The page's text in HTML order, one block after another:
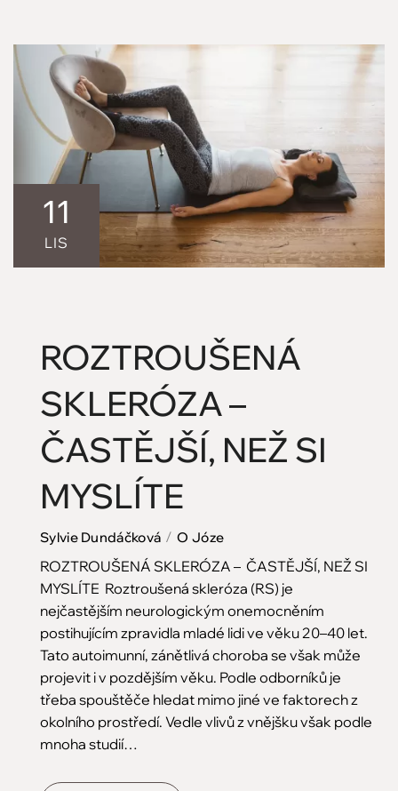
11
LIS
ROZTROUŠENÁ
SKLERÓZA –
ČASTĚJŠÍ, NEŽ SI
MYSLÍTE
Sylvie Dundáčková O Józe
ROZTROUŠENÁ SKLERÓZA – ČASTĚJŠÍ, NEŽ SI
MYSLÍTE Roztroušená skleróza (RS) je
nejčastějším neurologickým onemocněním
postihujícím zpravidla mladé lidi ve věku 20–40 let.
Tato autoimunní, zánětlivá choroba se však může
projevit i v pozdějším věku. Podle odborníků je
třeba spouštěče hledat mimo jiné ve faktorech z
okolního prostředí. Vedle vlivů z vnějšku však podle
mnoha studií…